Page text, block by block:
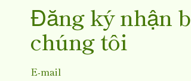
Đăng ký nhận
chúng tôi
E-mail